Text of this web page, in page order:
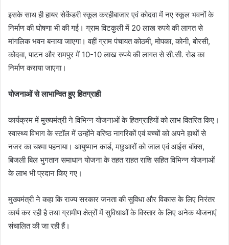
इसके साथ ही हायर सेकेंडरी स्कूल करहीबाजार एवं कोदवा में नए स्कूल भवनों के
निर्माण की घोषणा भी की गई। ग्राम विटकुली में 20 लाख रुपये की लागत से
मांगलिक भवन बनाया जाएगा। वहीं ग्राम पंचायत कोठमी, मोपका, कोनी, बोरसी,
कोदवा, पाटन और रामपुर में 10-10 लाख रुपये की लागत से सी.सी. रोड का
निर्माण कराया जाएगा।
योजनाओं से लाभान्वित हुए हितग्राही
कार्यक्रम में मुख्यमंत्री ने विभिन्न योजनाओं के हितग्राहियों को लाभ वितरित किए।
स्वास्थ्य विभाग के स्टॉल में उन्होंने वरिष्ठ नागरिकों एवं बच्चों को अपने हाथों से
नजर का चश्मा पहनाया। आयुष्मान कार्ड, मछुआरों को जाल एवं आईस बॉक्स,
बिजली बिल भुगतान समाधान योजना के तहत राहत राशि सहित विभिन्न योजनाओं
के लाभ भी प्रदान किए गए।
मुख्यमंत्री ने कहा कि राज्य सरकार जनता की सुविधा और विकास के लिए निरंतर
कार्य कर रही है तथा ग्रामीण क्षेत्रों में सुविधाओं के विस्तार के लिए अनेक योजनाएं
संचालित की जा रही हैं।